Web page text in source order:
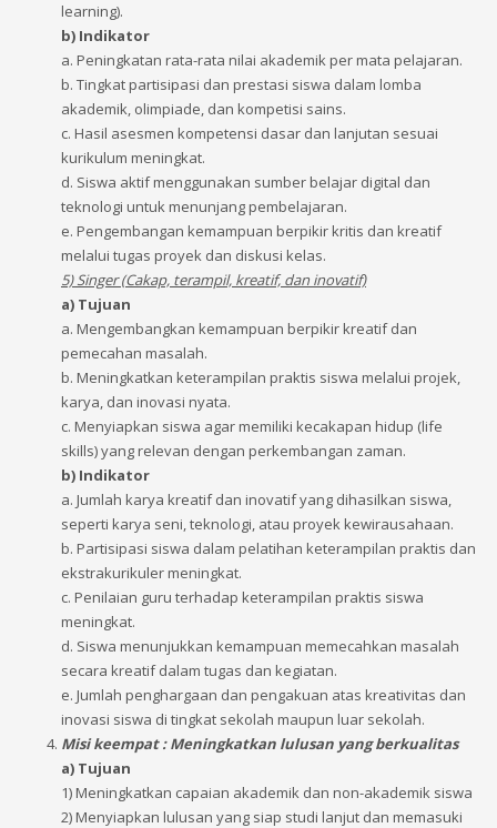
learning).
b) Indikator
a. Peningkatan rata-rata nilai akademik per mata pelajaran.
b. Tingkat partisipasi dan prestasi siswa dalam lomba
akademik, olimpiade, dan kompetisi sains.
c. Hasil asesmen kompetensi dasar dan lanjutan sesuai
kurikulum meningkat.
d. Siswa aktif menggunakan sumber belajar digital dan
teknologi untuk menunjang pembelajaran.
e. Pengembangan kemampuan berpikir kritis dan kreatif
melalui tugas proyek dan diskusi kelas.
5) Singer (Cakap, terampil, kreatif, dan inovatif)
a) Tujuan
a. Mengembangkan kemampuan berpikir kreatif dan
pemecahan masalah.
b. Meningkatkan keterampilan praktis siswa melalui projek,
karya, dan inovasi nyata.
c. Menyiapkan siswa agar memiliki kecakapan hidup (life
skills) yang relevan dengan perkembangan zaman.
b) Indikator
a. Jumlah karya kreatif dan inovatif yang dihasilkan siswa,
seperti karya seni, teknologi, atau proyek kewirausahaan.
b. Partisipasi siswa dalam pelatihan keterampilan praktis dan
ekstrakurikuler meningkat.
c. Penilaian guru terhadap keterampilan praktis siswa
meningkat.
d. Siswa menunjukkan kemampuan memecahkan masalah
secara kreatif dalam tugas dan kegiatan.
e. Jumlah penghargaan dan pengakuan atas kreativitas dan
inovasi siswa di tingkat sekolah maupun luar sekolah.
Misi keempat : Meningkatkan lulusan yang berkualitas
a) Tujuan
1) Meningkatkan capaian akademik dan non-akademik siswa
2) Menyiapkan lulusan yang siap studi lanjut dan memasuki